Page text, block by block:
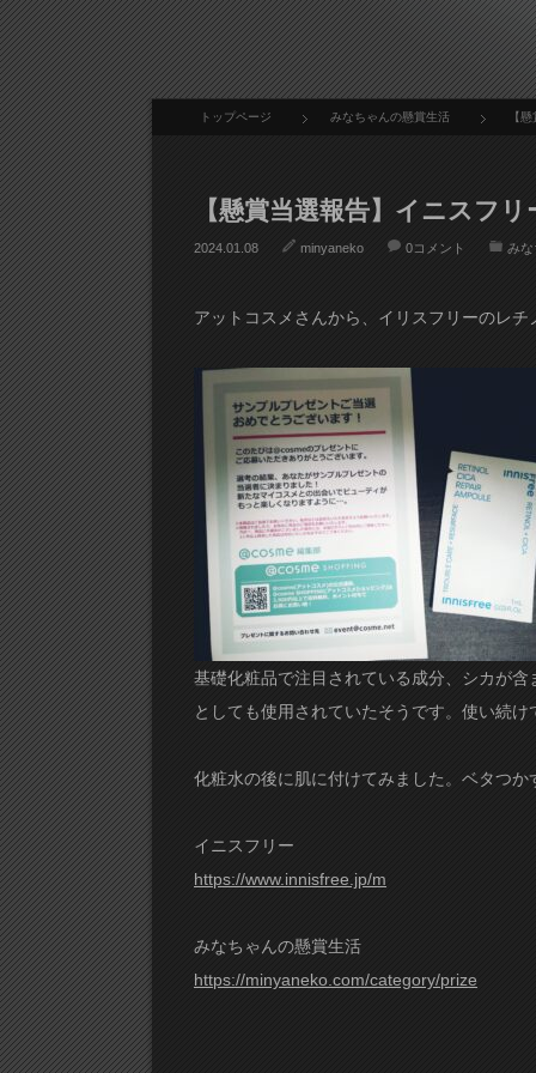
トップページ みなちゃんの懸賞生活 【
【懸賞当選報告】イニスフ
2024.01.08 minyaneko 0コメント みな
アットコスメさんから、イリスフリーのレ
基礎化粧品で注目されている成分、シカが
としても使用されていたそうです。使い続
化粧水の後に肌に付けてみました。ベタつ
イニスフリー
https://www.innisfree.jp/m
みなちゃんの懸賞生活
https://minyaneko.com/category/prize